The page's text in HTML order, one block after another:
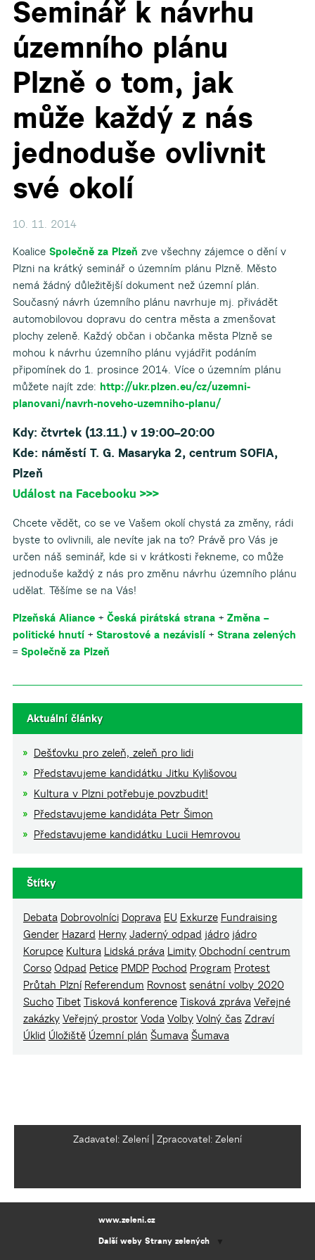
Seminář k návrhu
územního plánu
Plzně o tom, jak
může každý z nás
jednoduše ovlivnit
své okolí
10. 11. 2014
Koalice Společně za Plzeň zve všechny zájemce o dění v
Plzni na krátký seminář o územním plánu Plzně. Město
nemá žádný důležitější dokument než územní plán.
Současný návrh územního plánu navrhuje mj. přivádět
automobilovou dopravu do centra města a zmenšovat
plochy zeleně. Každý občan i občanka města Plzně se
mohou k návrhu územního plánu vyjádřit podáním
připomínek do 1. prosince 2014. Více o územním plánu
můžete najít zde: http://ukr.plzen.eu/cz/uzemni-
planovani/navrh-noveho-uzemniho-planu/
Kdy: čtvrtek (13.11.) v 19:00–20:00
Kde: náměstí T. G. Masaryka 2, centrum SOFIA,
Plzeň
Událost na Facebooku >>>
Chcete vědět, co se ve Vašem okolí chystá za změny, rádi
byste to ovlivnili, ale nevíte jak na to? Právě pro Vás je
určen náš seminář, kde si v krátkosti řekneme, co může
jednoduše každý z nás pro změnu návrhu územního plánu
udělat. Těšíme se na Vás!
Plzeňská Aliance+ Česká pirátská strana+ Změna –
politické hnutí+ Starostové a nezávislí+ Strana zelených
= Společně za Plzeň
Aktuální články
Dešťovku pro zeleň, zeleň pro lidi
Představujeme kandidátku Jitku Kylišovou
Kultura v Plzni potřebuje povzbudit!
Představujeme kandidáta Petr Šimon
Představujeme kandidátku Lucii Hemrovou
Štítky
Debata Dobrovolníci Doprava EU Exkurze Fundraising
Gender Hazard Herny Jaderný odpad jádro jádro
Korupce Kultura Lidská práva Limity Obchodní centrum
Corso Odpad Petice PMDP Pochod Program Protest
Průtah Plzní Referendum Rovnost senátní volby 2020
Sucho Tibet Tisková konference Tisková zpráva Veřejné
zakázky Veřejný prostor Voda Volby Volný čas Zdraví
Úklid Úložiště Územní plán Šumava Šumava
Zadavatel: Zelení | Zpracovatel: Zelení
www.zeleni.cz
Další weby Strany zelených
▼